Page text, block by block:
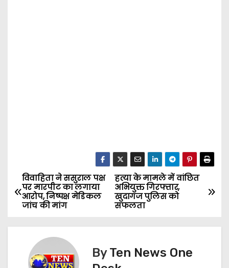
P
o
s
हत्या के मामले में वांछित
अभियुक्त गिरफ्तार,
खुदागंज पुलिस को
सफलता
विवाहिता ने ससुराल पक्ष
पर मारपीट का लगाया
आरोप, निष्पक्ष मेडिकल
जांच की मांग
ByTen News One